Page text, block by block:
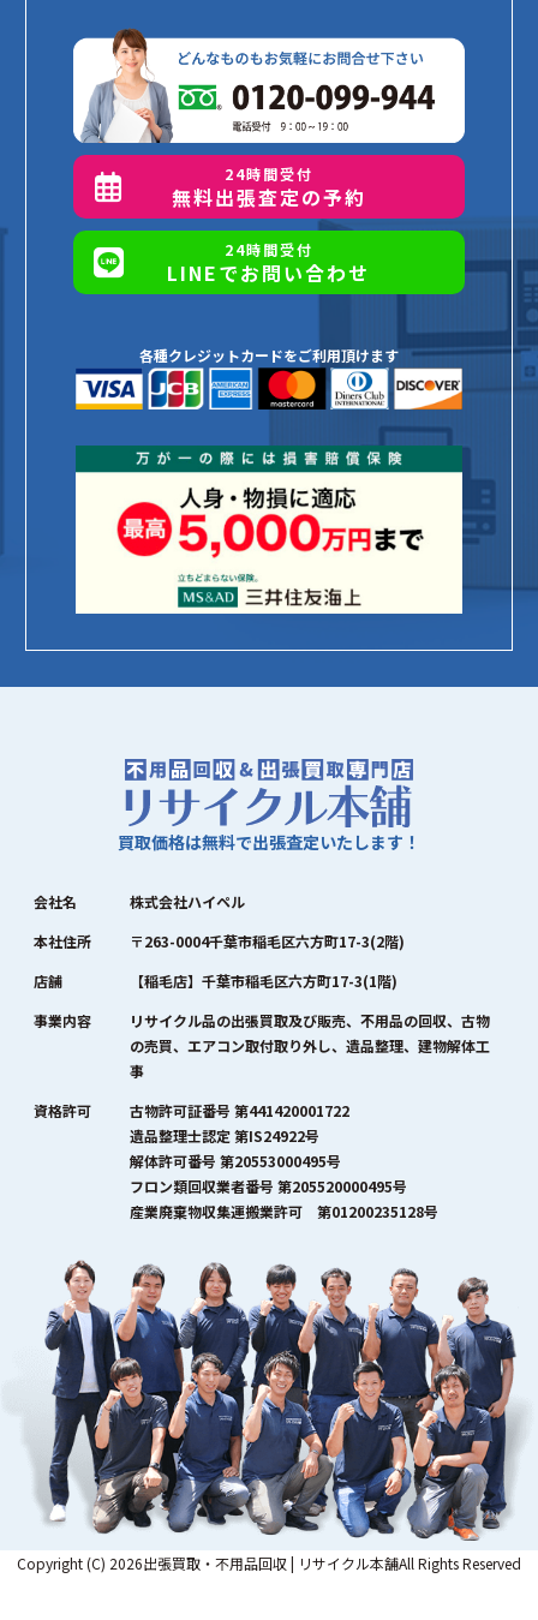
24時間受付
無料出張査定の予約
24時間受付
LINEでお問い合わせ
各種クレジットカードをご利用頂けます
買取価格は無料で出張査定いたします！
会社名
株式会社ハイペル
本社住所
〒263-0004千葉市稲毛区六方町17-3(2階)
店舗
【稲毛店】千葉市稲毛区六方町17-3(1階)
事業内容
リサイクル品の出張買取及び販売、不用品の回収、古物
の売買、エアコン取付取り外し、遺品整理、建物解体工
事
資格許可
古物許可証番号 第441420001722
遺品整理士認定 第IS24922号
解体許可番号 第20553000495号
フロン類回収業者番号 第205520000495号
産業廃棄物収集運搬業許可 第01200235128号
Copyright (C) 2026出張買取・不用品回収 | リサイクル本舗All Rights Reserved